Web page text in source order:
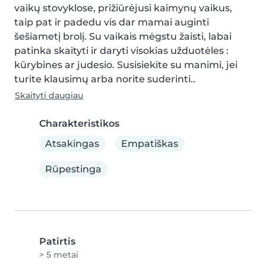
vaikų stovyklose, prižiūrėjusi kaimynų vaikus,
taip pat ir padedu vis dar mamai auginti
šešiametį brolį. Su vaikais mėgstu žaisti, labai
patinka skaityti ir daryti visokias užduotėles :
kūrybines ar judesio. Susisiekite su manimi, jei
turite klausimų arba norite suderinti..
Skaityti daugiau
Charakteristikos
Atsakingas
Empatiškas
Rūpestinga
Patirtis
> 5 metai